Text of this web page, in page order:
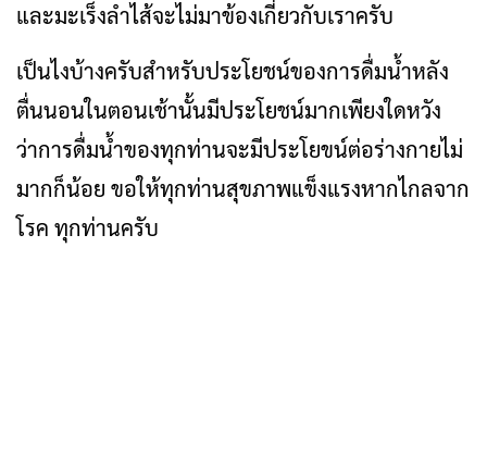
และมะเร็งลำไส้จะไม่มาข้องเกี่ยวกับเราครับ
เป็นไงบ้างครับสำหรับประโยชน์ของการดื่มน้ำหลัง
ตื่นนอนในตอนเช้านั้นมีประโยชน์มากเพียงใดหวัง
ว่าการดื่มน้ำของทุกท่านจะมีประโยขน์ต่อร่างกายไม่
มากก็น้อย ขอให้ทุกท่านสุขภาพแข็งแรงหากไกลจาก
โรค ทุกท่านครับ